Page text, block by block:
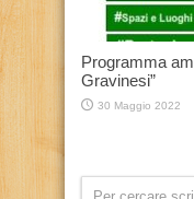
Programma
Gravinesi”
30 Maggio 2022